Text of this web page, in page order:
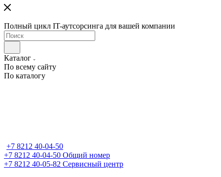
Полный цикл IT-аутсорсинга для вашей компании
Каталог
По всему сайту
По каталогу
+7 8212 40-04-50
+7 8212 40-04-50 Общий номер
+7 8212 40-05-82 Сервисный центр